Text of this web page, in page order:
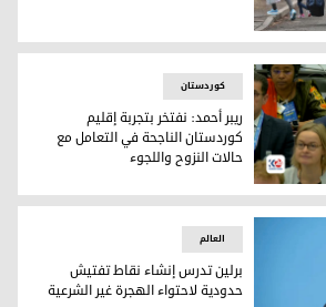
إقليم كوردستان ريبر أحمد
کوردستان
ريبر أحمد: نفتخر بتجربة إقليم
كوردستان الناجحة في التعامل مع
حالات النزوح واللجوء
العالم
برلين تدرس إنشاء نقاط تفتيش
حدودية لاحتواء الهجرة غير الشرعية